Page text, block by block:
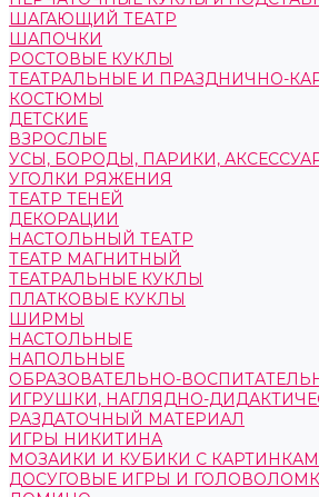
ШАГАЮЩИЙ ТЕАТР
ШАПОЧКИ
РОСТОВЫЕ КУКЛЫ
ТЕАТРАЛЬНЫЕ И ПРАЗДНИЧНО-
КОСТЮМЫ
ДЕТСКИЕ
ВЗРОСЛЫЕ
УСЫ, БОРОДЫ, ПАРИКИ,
УГОЛКИ РЯЖЕНИЯ
ТЕАТР ТЕНЕЙ
ДЕКОРАЦИИ
НАСТОЛЬНЫЙ ТЕАТР
ТЕАТР МАГНИТНЫЙ
ТЕАТРАЛЬНЫЕ КУКЛЫ
ПЛАТКОВЫЕ КУКЛЫ
ШИРМЫ
НАСТОЛЬНЫЕ
НАПОЛЬНЫЕ
ОБРАЗОВАТЕЛЬНО-
ИГРУШКИ, НАГЛЯДНО-
РАЗДАТОЧНЫЙ МАТЕРИАЛ
ИГРЫ НИКИТИНА
МОЗАИКИ И КУБИКИ С
ДОСУГОВЫЕ ИГРЫ И